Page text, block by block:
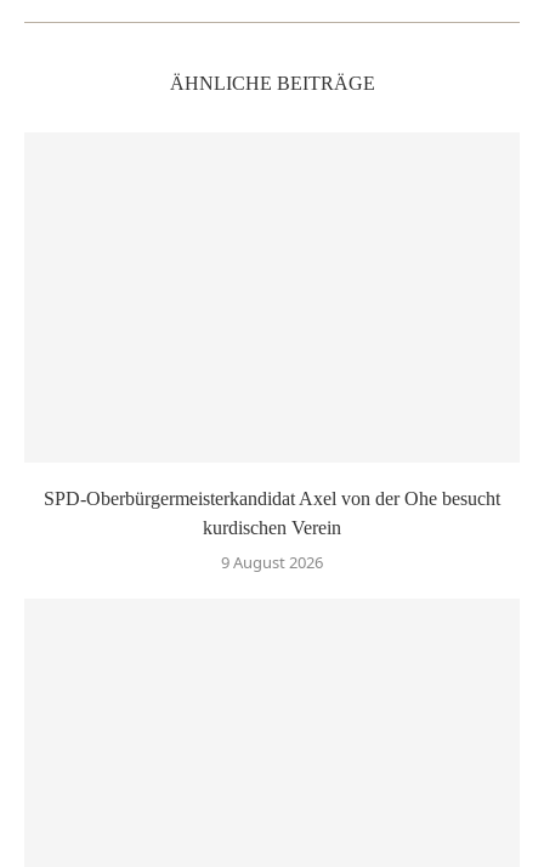
ÄHNLICHE BEITRÄGE
SPD-Oberbürgermeisterkandidat Axel von der Ohe besucht
kurdischen Verein
9 August 2026